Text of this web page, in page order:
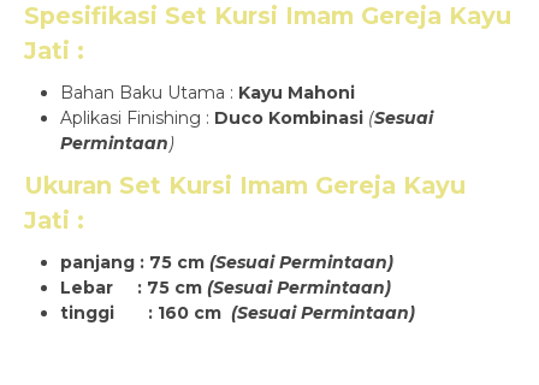
Spesifikasi Set Kursi Imam Gereja Kayu
Jati :
Bahan Baku Utama : Kayu Mahoni
Aplikasi Finishing : Duco Kombinasi (Sesuai
Permintaan)
Ukuran Set Kursi Imam Gereja Kayu
Jati :
panjang : 75 cm (Sesuai Permintaan)
Lebar : 75 cm (Sesuai Permintaan)
tinggi : 160 cm (Sesuai Permintaan)